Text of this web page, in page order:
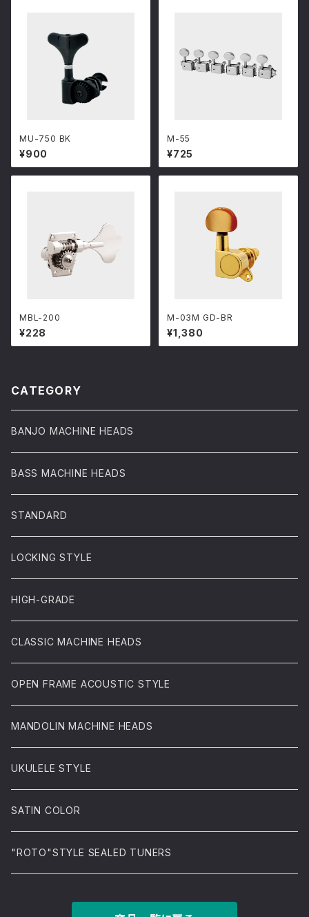
MU-750 BK
¥900
M-55
¥725
MBL-200
¥228
M-03M GD-BR
¥1,380
CATEGORY
BANJO MACHINE HEADS
BASS MACHINE HEADS
STANDARD
LOCKING STYLE
HIGH-GRADE
CLASSIC MACHINE HEADS
OPEN FRAME ACOUSTIC STYLE
MANDOLIN MACHINE HEADS
UKULELE STYLE
SATIN COLOR
"ROTO"STYLE SEALED TUNERS